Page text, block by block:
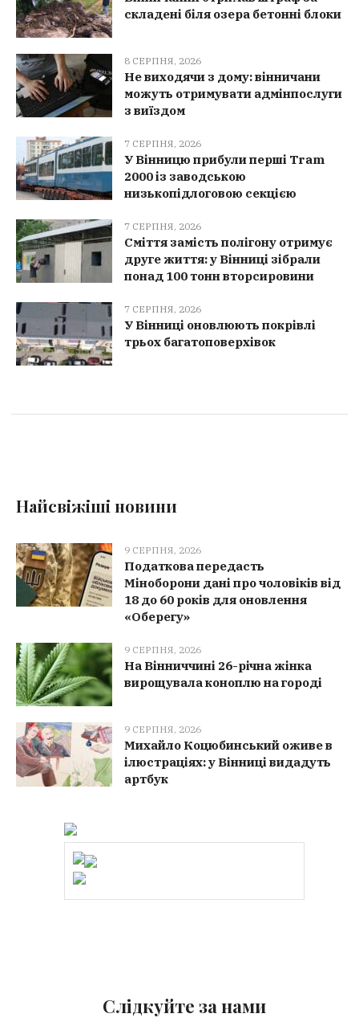
складені біля озера бетонні блоки
8 СЕРПНЯ, 2026
Не виходячи з дому: вінничани
можуть отримувати адмінпослуги
з виїздом
7 СЕРПНЯ, 2026
У Вінницю прибули перші Tram
2000 із заводською
низькопідлоговою секцією
7 СЕРПНЯ, 2026
Сміття замість полігону отримує
друге життя: у Вінниці зібрали
понад 100 тонн вторсировини
7 СЕРПНЯ, 2026
У Вінниці оновлюють покрівлі
трьох багатоповерхівок
Найсвіжіші новини
9 СЕРПНЯ, 2026
Податкова передасть
Міноборони дані про чоловіків від
18 до 60 років для оновлення
«Оберегу»
9 СЕРПНЯ, 2026
На Вінниччині 26-річна жінка
вирощувала коноплю на городі
9 СЕРПНЯ, 2026
Михайло Коцюбинський оживе в
ілюстраціях: у Вінниці видадуть
артбук
Слідкуйте за нами